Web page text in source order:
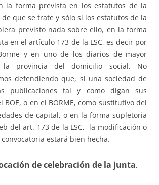
la forma prevista en los estatutos de la
que se trate y sólo si los estatutos de la
previsto nada sobre ello, en la forma
en el artículo 173 de la LSC, es decir por
y en uno de los diarios de mayor
la provincia del domicilio social. No
defendiendo que, si una sociedad de
publicaciones tal y como digan sus
BOE, o en el BORME, como sustitutivo del
de capital, o en la forma supletoria
del art. 173 de la LSC, la modificación o
estará bien hecha.
de celebración de la junta.